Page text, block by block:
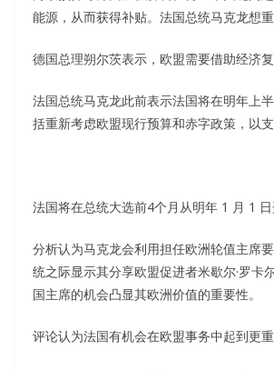
能源，从而获得补贴。法国总统马克龙想
德国总理朔尔茨表示，欧盟需要借助经济
法国总统马克龙此前表示法国将在明年上
括重新考虑欧盟现行预算和赤字政策，以支
法国将在总统大选前4个月从明年 1 月 1
分析认为马克龙会利用担任欧洲轮值主席
统之际显示其分享欧盟促进者米歇尔·罗
国主席的机会凸显其欧洲价值的重要性。
评论认为法国有机会在欧盟事务中起到更